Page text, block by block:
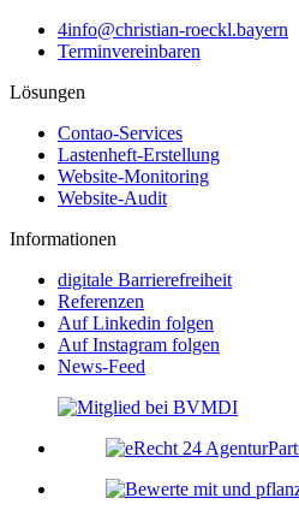
4info@christian-roeckl.bayern
Terminvereinbaren
Lösungen
Contao-Services
Lastenheft-Erstellung
Website-Monitoring
Website-Audit
Informationen
digitale Barrierefreiheit
Referenzen
Auf Linkedin folgen
Auf Instagram folgen
News-Feed